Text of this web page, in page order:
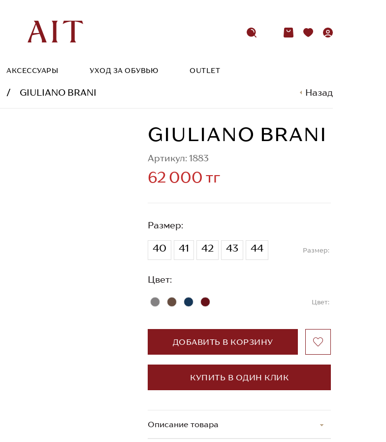
АКСЕССУАРЫ УХОД ЗА ОБУВЬЮ OUTLET
GIULIANO BRANI Назад
GIULIANO BRANI
Артикул: 1883
62 000 тг
Размер:
40 41 42 43 44 Размер:
Цвет:
Цвет:
ДОБАВИТЬ В КОРЗИНУ
КУПИТЬ В ОДИН КЛИК
Описание товара